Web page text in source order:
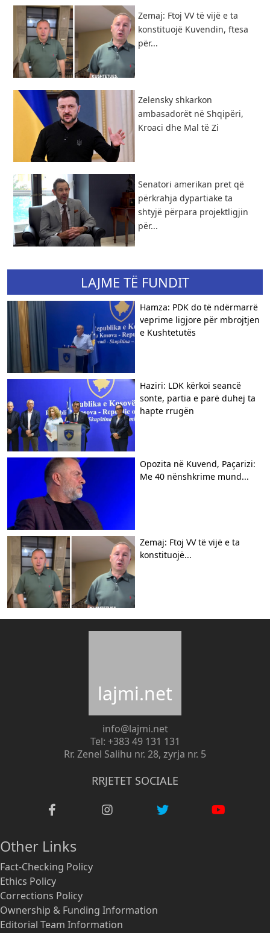
Zemaj: Ftoj VV të vijë e ta
konstituojë Kuvendin, ftesa
për...
Zelensky shkarkon
ambasadorët në Shqipëri,
Kroaci dhe Mal të Zi
Senatori amerikan pret që
përkrahja dypartiake ta
shtyjë përpara projektligjin
për...
LAJME TË FUNDIT
Hamza: PDK do të ndërmarrë
veprime ligjore për mbrojtjen
e Kushtetutës
Haziri: LDK kërkoi seancë
sonte, partia e parë duhej ta
hapte rrugën
Opozita në Kuvend, Paçarizi:
Me 40 nënshkrime mund...
Zemaj: Ftoj VV të vijë e ta
konstituojë...
lajmi.net
info@lajmi.net
Tel: +383 49 131 131
Rr. Zenel Salihu nr. 28, zyrja nr. 5
RRJETET SOCIALE
Other Links
Fact-Checking Policy
Ethics Policy
Corrections Policy
Ownership & Funding Information
Editorial Team Information